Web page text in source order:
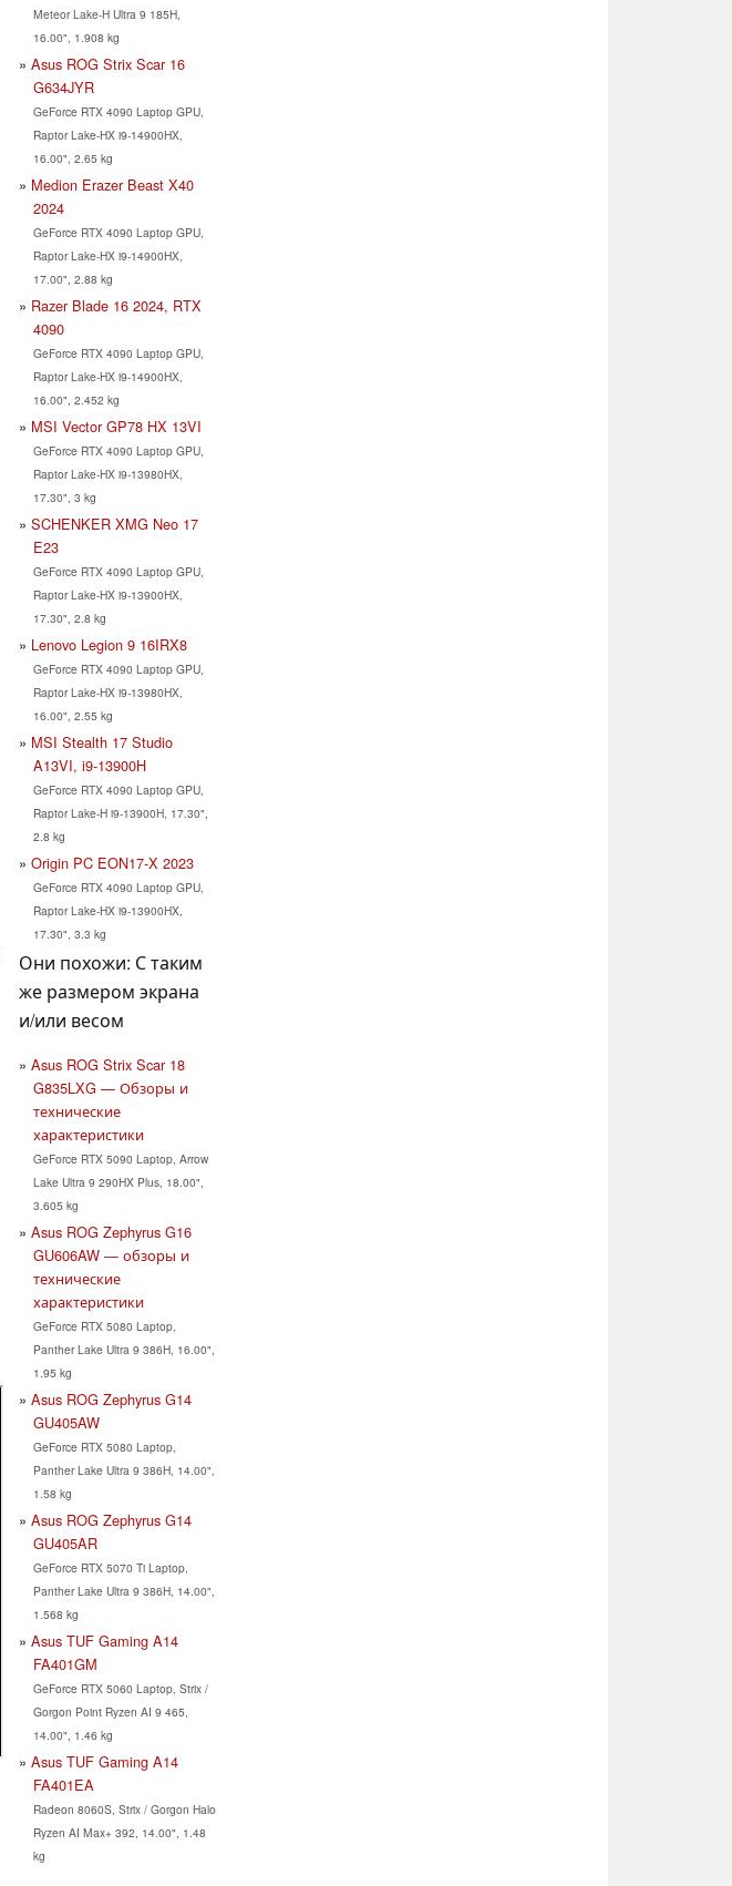
Meteor Lake-H Ultra 9 185H,
16.00", 1.908 kg
Asus ROG Strix Scar 16
G634JYR
GeForce RTX 4090 Laptop GPU,
Raptor Lake-HX i9-14900HX,
16.00", 2.65 kg
Medion Erazer Beast X40
2024
GeForce RTX 4090 Laptop GPU,
Raptor Lake-HX i9-14900HX,
17.00", 2.88 kg
Razer Blade 16 2024, RTX
4090
GeForce RTX 4090 Laptop GPU,
Raptor Lake-HX i9-14900HX,
16.00", 2.452 kg
MSI Vector GP78 HX 13VI
GeForce RTX 4090 Laptop GPU,
Raptor Lake-HX i9-13980HX,
17.30", 3 kg
SCHENKER XMG Neo 17
E23
GeForce RTX 4090 Laptop GPU,
Raptor Lake-HX i9-13900HX,
17.30", 2.8 kg
Lenovo Legion 9 16IRX8
GeForce RTX 4090 Laptop GPU,
Raptor Lake-HX i9-13980HX,
16.00", 2.55 kg
MSI Stealth 17 Studio
A13VI, i9-13900H
GeForce RTX 4090 Laptop GPU,
Raptor Lake-H i9-13900H, 17.30",
2.8 kg
Origin PC EON17-X 2023
GeForce RTX 4090 Laptop GPU,
Raptor Lake-HX i9-13900HX,
17.30", 3.3 kg
Они похожи: С таким
же размером экрана
и/или весом
Asus ROG Strix Scar 18
G835LXG — Обзоры и
технические
характеристики
GeForce RTX 5090 Laptop, Arrow
Lake Ultra 9 290HX Plus, 18.00",
3.605 kg
Asus ROG Zephyrus G16
GU606AW — обзоры и
технические
характеристики
GeForce RTX 5080 Laptop,
Panther Lake Ultra 9 386H, 16.00",
1.95 kg
Asus ROG Zephyrus G14
GU405AW
GeForce RTX 5080 Laptop,
Panther Lake Ultra 9 386H, 14.00",
1.58 kg
Asus ROG Zephyrus G14
GU405AR
GeForce RTX 5070 Ti Laptop,
Panther Lake Ultra 9 386H, 14.00",
1.568 kg
Asus TUF Gaming A14
FA401GM
GeForce RTX 5060 Laptop, Strix /
Gorgon Point Ryzen AI 9 465,
14.00", 1.46 kg
Asus TUF Gaming A14
FA401EA
Radeon 8060S, Strix / Gorgon Halo
Ryzen AI Max+ 392, 14.00", 1.48
kg